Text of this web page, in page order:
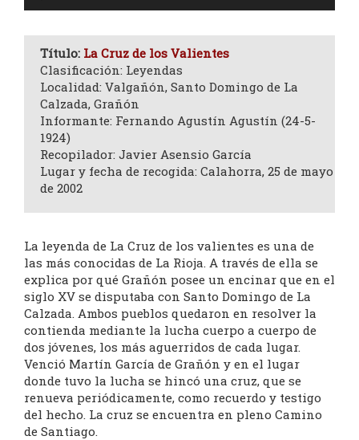
Título: La Cruz de los Valientes
Clasificación: Leyendas
Localidad: Valgañón, Santo Domingo de La
Calzada, Grañón
Informante: Fernando Agustín Agustín (24-5-
1924)
Recopilador: Javier Asensio García
Lugar y fecha de recogida: Calahorra, 25 de mayo
de 2002
La leyenda de La Cruz de los valientes es una de
las más conocidas de La Rioja. A través de ella se
explica por qué Grañón posee un encinar que en el
siglo XV se disputaba con Santo Domingo de La
Calzada. Ambos pueblos quedaron en resolver la
contienda mediante la lucha cuerpo a cuerpo de
dos jóvenes, los más aguerridos de cada lugar.
Venció Martín García de Grañón y en el lugar
donde tuvo la lucha se hincó una cruz, que se
renueva periódicamente, como recuerdo y testigo
del hecho. La cruz se encuentra en pleno Camino
de Santiago.